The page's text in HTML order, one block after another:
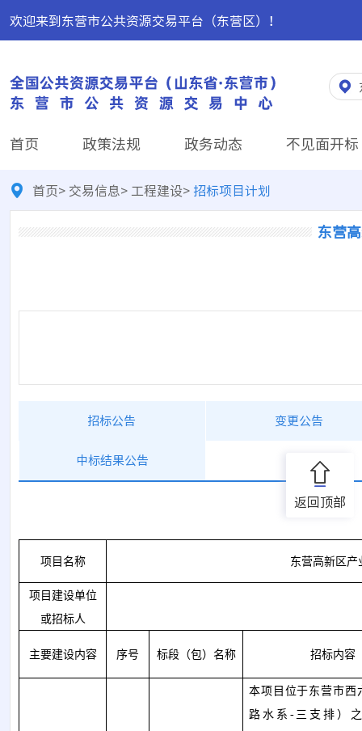
欢迎来到东营市公共资源交易平台（东营区）！
首页 政策法规 政务动态 不见面开标
返回顶部
首页> 交易信息> 工程建设>招标项目计划
东营
招标公告 变更公告
中标结果公告
项目名称 东营高新区产
项目建设单位
或招标人
主要建设内容 序号 标段（包）名称 招标内容
本项目位于东营市西
路水系 -三支排）